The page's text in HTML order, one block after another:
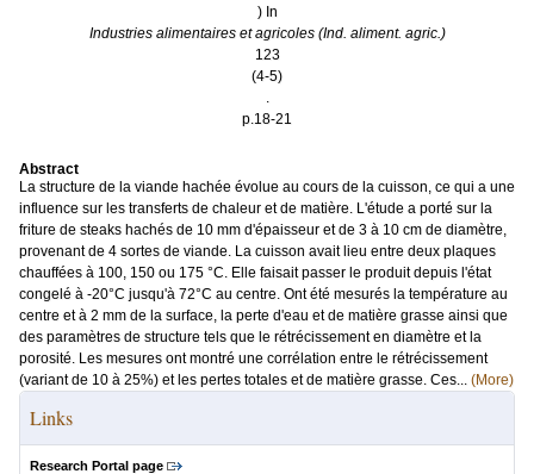
) In
Industries alimentaires et agricoles (Ind. aliment. agric.)
123
(4-5)
.
p.18-21
Abstract
La structure de la viande hachée évolue au cours de la cuisson, ce qui a une
influence sur les transferts de chaleur et de matière. L'étude a porté sur la
friture de steaks hachés de 10 mm d'épaisseur et de 3 à 10 cm de diamètre,
provenant de 4 sortes de viande. La cuisson avait lieu entre deux plaques
chauffées à 100, 150 ou 175 °C. Elle faisait passer le produit depuis l'état
congelé à -20°C jusqu'à 72°C au centre. Ont été mesurés la température au
centre et à 2 mm de la surface, la perte d'eau et de matière grasse ainsi que
des paramètres de structure tels que le rétrécissement en diamètre et la
porosité. Les mesures ont montré une corrélation entre le rétrécissement
(variant de 10 à 25%) et les pertes totales et de matière grasse. Ces... (More)
Links
Research Portal page